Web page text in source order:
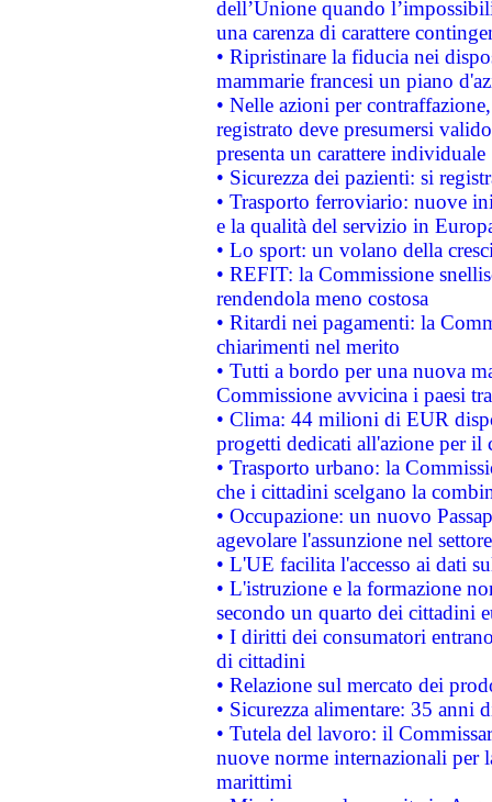
dell’Unione quando
una carenza di carattere
• Ripristinare la fiducia nei
mammarie francesi un piano
• Nelle azioni per
registrato deve presumersi
presenta un carattere individuale
• Sicurezza dei pazienti: si
• Trasporto ferroviario: nuove
e la qualità del servizio in
• Lo sport: un volano della
• REFIT: la Commissione
rendendola meno costosa
• Ritardi nei pagamenti: la
chiarimenti nel merito
• Tutti a bordo per una nuova
Commissione avvicina i paesi
• Clima: 44 milioni di EUR
progetti dedicati all'azione per il
• Trasporto urbano: la
che i cittadini scelgano la
• Occupazione: un nuovo
agevolare l'assunzione nel
• L'UE facilita l'accesso ai dati
• L'istruzione e la formazione
secondo un quarto dei cittadini
• I diritti dei consumatori
di cittadini
• Relazione sul mercato dei
• Sicurezza alimentare: 35 anni
• Tutela del lavoro: il
nuove norme internazionali per
marittimi